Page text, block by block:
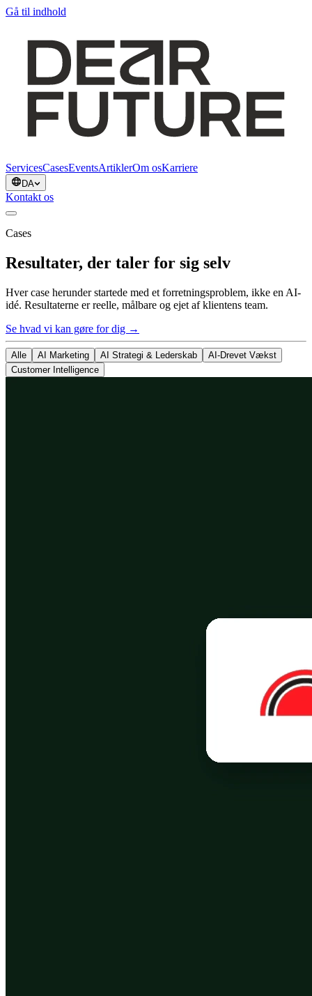
Gå til indhold
ServicesCasesEventsArtiklerOm osKarriere
DA
Kontakt os
Cases
Resultater, der taler for sig selv
Hver case herunder startede med et forretningsproblem, ikke en AI-
idé. Resultaterne er reelle, målbare og ejet af klientens team.
Se hvad vi kan gøre for dig →
Alle AI Marketing AI Strategi & Lederskab
AI-Drevet Vækst
Customer Intelligence